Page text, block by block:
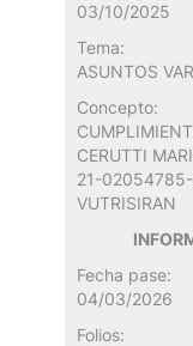
03/10/2025
Tema:
ASUNTOS
Concepto:
CERUTTI
21-
VUTRISIRAN
Fecha pase:
04/03/2026
Folios: